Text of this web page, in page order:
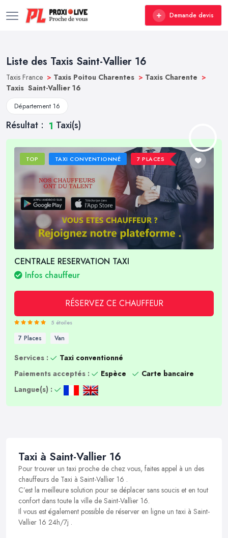
Demande devis
Liste des Taxis Saint-Vallier 16
Taxis France > Taxis Poitou Charentes > Taxis Charente >
Taxis Saint-Vallier 16
Département 16
Résultat : 1 Taxi(s)
TOP TAXI CONVENTIONNÉ 7 PLACES
CENTRALE RESERVATION TAXI
Infos chauffeur
RÉSERVEZ CE CHAUFFEUR
5 étoiles
7 Places Van
Services :
Taxi conventionné
Paiements acceptés :
Espèce
Carte bancaire
Langue(s) :
Taxi à Saint-Vallier 16
Pour trouver un taxi proche de chez vous, faites appel à un des
chauffeurs de Taxi à Saint-Vallier 16 .
C’est la meilleure solution pour se déplacer sans soucis et en tout
confort dans toute la ville de Saint-Vallier 16.
Il vous est également possible de réserver en ligne un taxi à Saint-
Vallier 16 24h/7j .